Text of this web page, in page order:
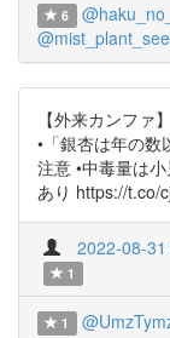
6
【外来カンフ
•「銀杏は年の
注意 •中毒量は
あり https://t.co/
2022-08-31
1
1